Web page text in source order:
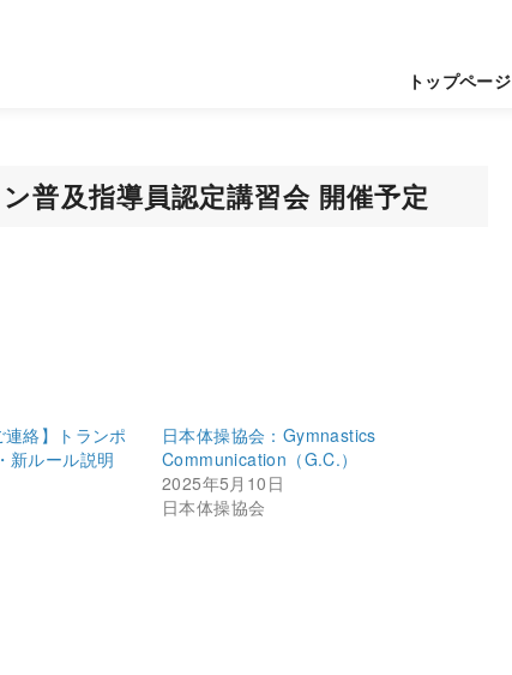
トップページ
普及指導員認定講習会 開催予定
絡】トランポ
新ルール説明
日本体操協会：Gymnastics
Communication（G.C.）
2025年5月10日
日本体操協会